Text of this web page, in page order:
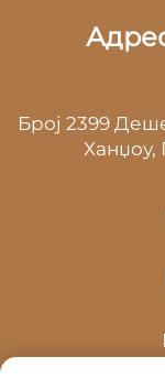
Број 2399
Ханџоу,